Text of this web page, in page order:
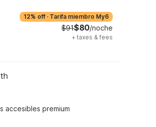
12% off · Tarifa miembro My6
$91$80/noche
+ taxes & fees
accesibles premium